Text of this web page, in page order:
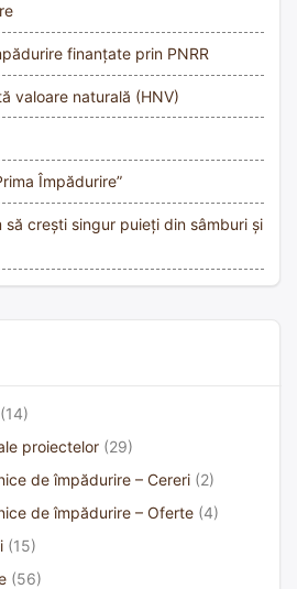
finanțate prin PNRR
valoare naturală (HNV)
Împădurire”
să crești singur puieți din sâmburi și
(14)
proiectelor (29)
de împădurire – Cereri (2)
de împădurire – Oferte (4)
(15)
(56)